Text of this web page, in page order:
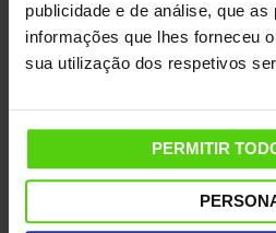
publicidade e de análise, que
informações que lhes forneceu
sua utilização dos respetivos
PERMITIR
CARACTERÍSTICAS
DADOS TÉCNICOS
OUTRAS INFORMAÇÕES